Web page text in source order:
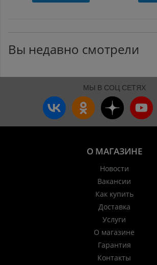
Вы недавно смотрели
МЫ В СОЦ СЕТЯХ
О МАГАЗИНЕ
Новости
Вакансии
Как купить
Доставка
Услуги
О магазине
Гарантия
Контакты